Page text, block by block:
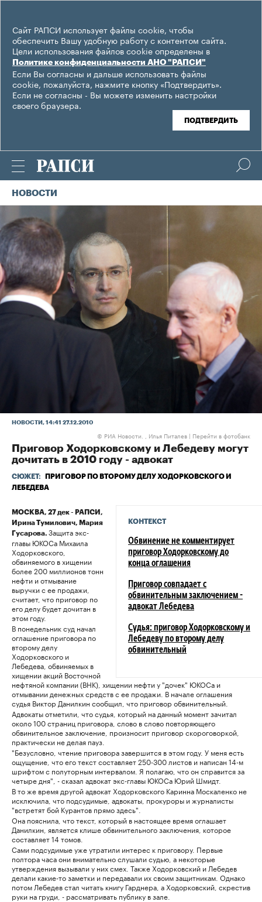
Сайт РАПСИ использует файлы cookie, чтобы
обеспечить Вашу удобную работу с контентом сайта.
Цели использования файлов cookie определены в
Политике конфиденциальности АНО "РАПСИ"
Если Вы согласны и дальше использовать файлы
cookie, пожалуйста, нажмите кнопку «Подтвердить».
Если не согласны - Вы можете изменить настройки
своего браузера.
ПОДТВЕРДИТЬ
НОВОСТИ
НОВОСТИ , 14:41 27.12.2010
© РИА Новости. , Илья Питалев | Перейти в фотобанк
Приговор Ходорковскому и Лебедеву могут
дочитать в 2010 году - адвокат
СЮЖЕТ:
ПРИГОВОР ПО ВТОРОМУ ДЕЛУ ХОДОРКОВСКОГО И
ЛЕБЕДЕВА
КОНТЕКСТ
Обвинение не комментирует
приговор Ходорковскому до
конца оглашения
Приговор совпадает с
обвинительным заключением -
адвокат Лебедева
Судья: приговор Ходорковскому и
Лебедеву по второму делу
обвинительный
МОСКВА, 27 дек - РАПСИ,
Ирина Тумилович, Мария
Гусарова. Защита экс-
главы ЮКОСа Михаила
Ходорковского,
обвиняемого в хищении
более 200 миллионов тонн
нефти и отмывание
выручки с ее продажи,
считает, что приговор по
его делу будет дочитан в
этом году.
В понедельник суд начал
оглашение приговора по
второму делу
Ходорковского и
Лебедева, обвиняемых в
хищении акций Восточной
нефтяной компании (ВНК), хищении нефти у "дочек" ЮКОСа и
отмывании денежных средств с ее продажи. В начале оглашения
судья Виктор Данилкин сообщил, что приговор обвинительный.
Адвокаты отметили, что судья, который на данный момент зачитал
около 100 страниц приговора, слово в слово повторяющего
обвинительное заключение, произносит приговор скороговоркой,
практически не делая пауз.
"Безусловно, чтение приговора завершится в этом году. У меня есть
ощущение, что его текст составляет 250-300 листов и написан 14-м
шрифтом с полуторным интервалом. Я полагаю, что он справится за
четыре дня", - сказал адвокат экс-главы ЮКОСа Юрий Шмидт.
В то же время другой адвокат Ходорковского Каринна Москаленко не
исключила, что подсудимые, адвокаты, прокуроры и журналисты
"встретят бой Курантов прямо здесь".
Она пояснила, что текст, который в настоящее время оглашает
Данилкин, является клише обвинительного заключения, которое
составляет 14 томов.
Сами подсудимые уже утратили интерес к приговору. Первые
полтора часа они внимательно слушали судью, а некоторые
утверждения вызывали у них смех. Также Ходорковский и Лебедев
делали какие-то заметки и передавали их своим защитникам. Однако
потом Лебедев стал читать книгу Гарднера, а Ходорковский, скрестив
руки на груди, - рассматривать публику в зале.